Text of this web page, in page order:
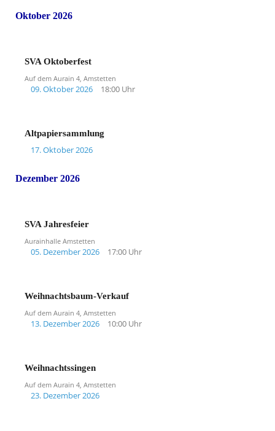
Oktober 2026
SVA Oktoberfest
Auf dem Aurain 4, Amstetten
09. Oktober 2026 18:00 Uhr
Altpapiersammlung
17. Oktober 2026
Dezember 2026
SVA Jahresfeier
Aurainhalle Amstetten
05. Dezember 2026 17:00 Uhr
Weihnachtsbaum-Verkauf
Auf dem Aurain 4, Amstetten
13. Dezember 2026 10:00 Uhr
Weihnachtssingen
Auf dem Aurain 4, Amstetten
23. Dezember 2026